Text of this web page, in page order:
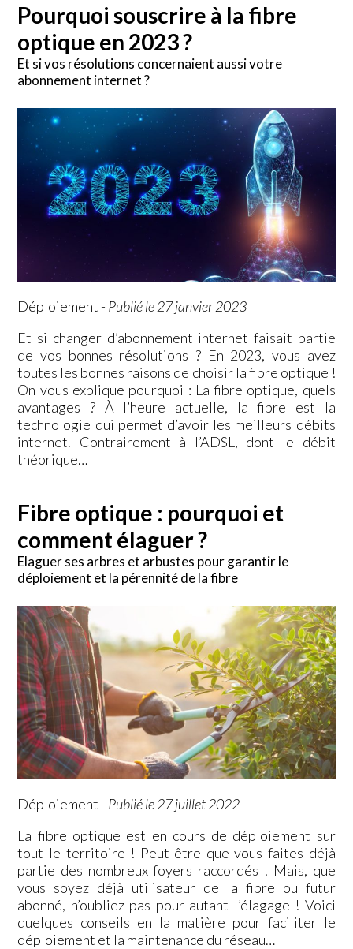
Pourquoi souscrire à la fibre
optique en 2023 ?
Et si vos résolutions concernaient aussi votre
abonnement internet ?
Déploiement - Publié le 27 janvier 2023
Et si changer d’abonnement internet faisait partie
de vos bonnes résolutions ? En 2023, vous avez
toutes les bonnes raisons de choisir la fibre optique !
On vous explique pourquoi : La fibre optique, quels
avantages ? À l’heure actuelle, la fibre est la
technologie qui permet d’avoir les meilleurs débits
internet. Contrairement à l’ADSL, dont le débit
théorique…
Fibre optique : pourquoi et
comment élaguer ?
Elaguer ses arbres et arbustes pour garantir le
déploiement et la pérennité de la fibre
Déploiement - Publié le 27 juillet 2022
La fibre optique est en cours de déploiement sur
tout le territoire ! Peut-être que vous faites déjà
partie des nombreux foyers raccordés ! Mais, que
vous soyez déjà utilisateur de la fibre ou futur
abonné, n’oubliez pas pour autant l’élagage ! Voici
quelques conseils en la matière pour faciliter le
déploiement et la maintenance du réseau…